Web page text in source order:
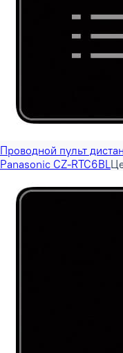
Проводной пульт
Panasonic CZ-RTC6BL